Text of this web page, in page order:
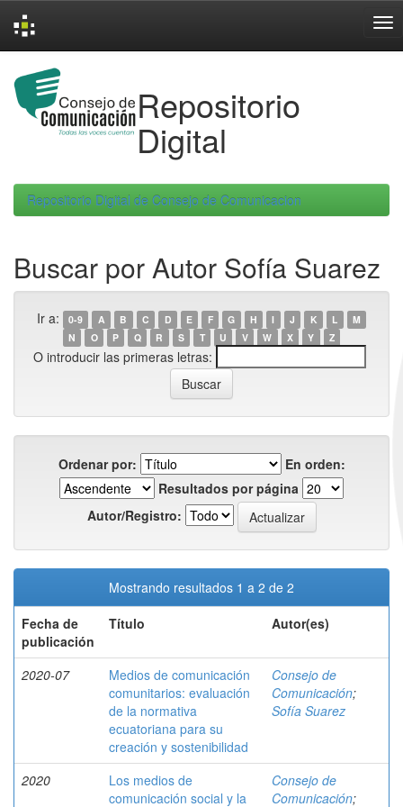
navigation
Repositorio
Digital
Repositorio Digital de Consejo de Comunicacion
Buscar por Autor Sofía Suarez
Ir a: 0-9 A B C D E F G H I J K L
M
N
O P Q R S T U V W X Y Z
O introducir las primeras letras:
Ordenar por:
En orden:
Resultados por página
Autor/Registro:
Mostrando resultados 1 a 2 de 2
Fecha de
publicación
Título Autor(es)
2020-07
Medios de comunicación
comunitarios: evaluación
de la normativa
ecuatoriana para su
creación y sostenibilidad
Consejo de
Comunicación;
Sofía Suarez
2020
Los medios de
comunicación social y la
Consejo de
Comunicación;